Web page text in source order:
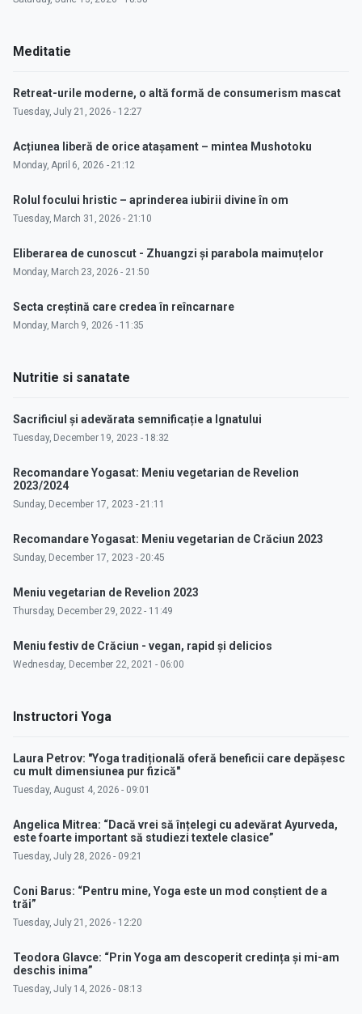
Meditatie
Retreat-urile moderne, o altă formă de consumerism mascat
Tuesday, July 21, 2026 - 12:27
Acțiunea liberă de orice atașament – mintea Mushotoku
Monday, April 6, 2026 - 21:12
Rolul focului hristic – aprinderea iubirii divine în om
Tuesday, March 31, 2026 - 21:10
Eliberarea de cunoscut - Zhuangzi și parabola maimuțelor
Monday, March 23, 2026 - 21:50
Secta creștină care credea în reîncarnare
Monday, March 9, 2026 - 11:35
Nutritie si sanatate
Sacrificiul și adevărata semnificație a Ignatului
Tuesday, December 19, 2023 - 18:32
Recomandare Yogasat: Meniu vegetarian de Revelion
2023/2024
Sunday, December 17, 2023 - 21:11
Recomandare Yogasat: Meniu vegetarian de Crăciun 2023
Sunday, December 17, 2023 - 20:45
Meniu vegetarian de Revelion 2023
Thursday, December 29, 2022 - 11:49
Meniu festiv de Crăciun - vegan, rapid și delicios
Wednesday, December 22, 2021 - 06:00
Instructori Yoga
Laura Petrov: "Yoga tradițională oferă beneficii care depășesc
cu mult dimensiunea pur fizică"
Tuesday, August 4, 2026 - 09:01
Angelica Mitrea: “Dacă vrei să înțelegi cu adevărat Ayurveda,
este foarte important să studiezi textele clasice”
Tuesday, July 28, 2026 - 09:21
Coni Barus: “Pentru mine, Yoga este un mod conștient de a
trăi”
Tuesday, July 21, 2026 - 12:20
Teodora Glavce: “Prin Yoga am descoperit credința și mi-am
deschis inima”
Tuesday, July 14, 2026 - 08:13